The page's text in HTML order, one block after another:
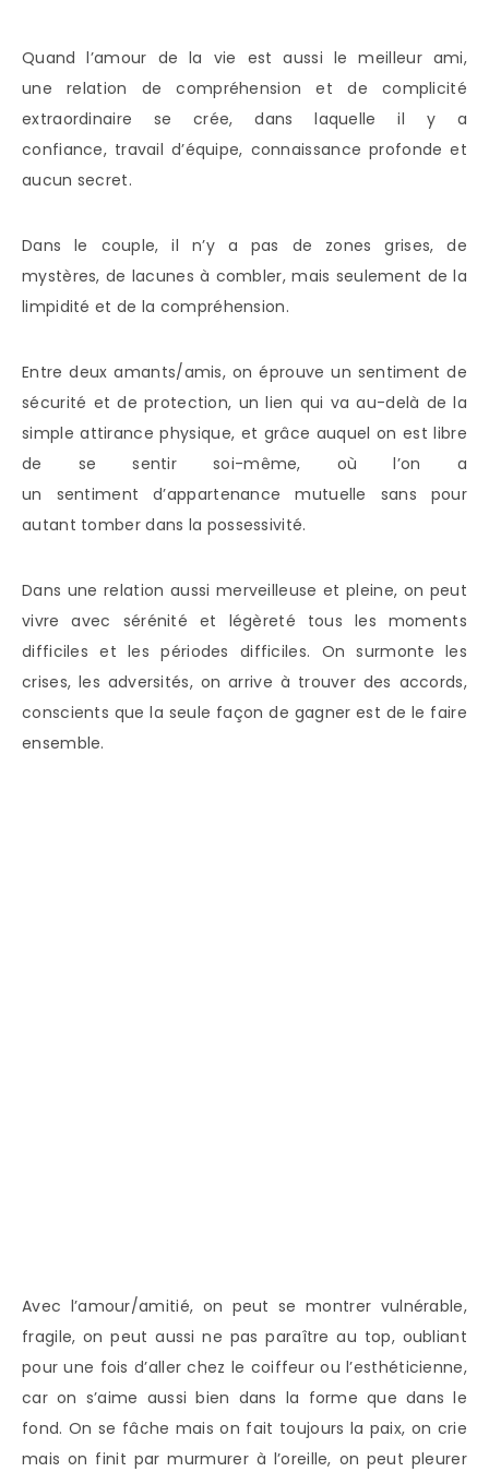
Quand l’amour de la vie est aussi le meilleur ami,
une relation de compréhension et de complicité
extraordinaire se crée, dans laquelle il y a
confiance, travail d’équipe, connaissance profonde et
aucun secret.
Dans le couple, il n’y a pas de zones grises, de
mystères, de lacunes à combler, mais seulement de la
limpidité et de la compréhension.
Entre deux amants/amis, on éprouve un sentiment de
sécurité et de protection, un lien qui va au-delà de la
simple attirance physique, et grâce auquel on est libre
de se sentir soi-même, où l’on a
un sentiment d’appartenance mutuelle sans pour
autant tomber dans la possessivité.
Dans une relation aussi merveilleuse et pleine, on peut
vivre avec sérénité et légèreté tous les moments
difficiles et les périodes difficiles. On surmonte les
crises, les adversités, on arrive à trouver des accords,
conscients que la seule façon de gagner est de le faire
ensemble.
Avec l’amour/amitié, on peut se montrer vulnérable,
fragile, on peut aussi ne pas paraître au top, oubliant
pour une fois d’aller chez le coiffeur ou l’esthéticienne,
car on s’aime aussi bien dans la forme que dans le
fond. On se fâche mais on fait toujours la paix, on crie
mais on finit par murmurer à l’oreille, on peut pleurer